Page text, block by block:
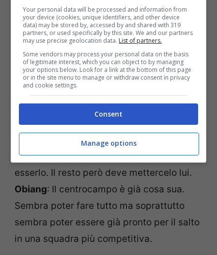
troverà continuità.
SAMPDORIA
Top
Sansone: Può essere la stagione giusta
per farsi notare. L’anno scorso l’ha fatto in
qualche gara, quest’anno può proseguire
nella sua crescita.
: Cerca una piazza giusta per la
sua consacrazione e Genova potrebbe
esserlo. Il resto però deve mettercelo lui.
Obiang: Il centrocampo è già cosa sua.
Sembra poter fare tutto ma soprattutto
sembra poter essere già pronto per il salto
in una squadra più competitiva.
Your personal data will be processed and information from
your device (cookies, unique identifiers, and other device
data) may be stored by, accessed by and shared with 319
partners, or used specifically by this site. We and our partners
may use precise geolocation data. List of partners.
Some vendors may process your personal data on the basis
of legitimate interest, which you can object to by managing
your options below. Look for a link at the bottom of this page
or in the site menu to manage or withdraw consent in privacy
and cookie settings.
Consent
Manage options